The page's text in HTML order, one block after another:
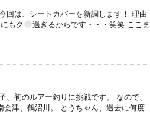
回は、シートカバーを新調します！ 理由
もク
過ぎるからです・・・笑笑 ここま
初のルアー釣りに挑戦です。 なので、
津、鶴沼川。 とうちゃん、過去に何度